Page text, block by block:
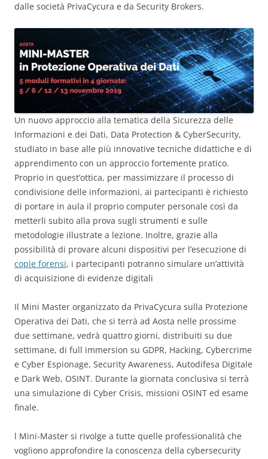
dalle società PrivaCycura e da Security Brokers.
Un nuovo approccio alla tematica della Sicurezza delle
Informazioni e dei Dati, Data Protection & CyberSecurity,
studiato in base alle più innovative tecniche didattiche e di
apprendimento con un approccio fortemente pratico.
Proprio in quest’ottica, per massimizzare il processo di
condivisione delle informazioni, ai partecipanti è richiesto
di portare in aula il proprio computer personale così da
metterli subito alla prova sugli strumenti e sulle
metodologie illustrate a lezione. Inoltre, grazie alla
possibilità di provare alcuni dispositivi per l’esecuzione di
copie forensi, i partecipanti potranno simulare un’attività
di acquisizione di evidenze digitali
Il Mini Master organizzato da PrivaCycura sulla Protezione
Operativa dei Dati, che si terrà ad Aosta nelle prossime
due settimane, vedrà quattro giorni, distribuiti su due
settimane, di full immersion su GDPR, Hacking, Cybercrime
e Cyber Espionage, Security Awareness, Autodifesa Digitale
e Dark Web, OSINT. Durante la giornata conclusiva si terrà
una simulazione di Cyber Crisis, missioni OSINT ed esame
finale.
l Mini-Master si rivolge a tutte quelle professionalità che
vogliono approfondire la conoscenza della cybersecurity